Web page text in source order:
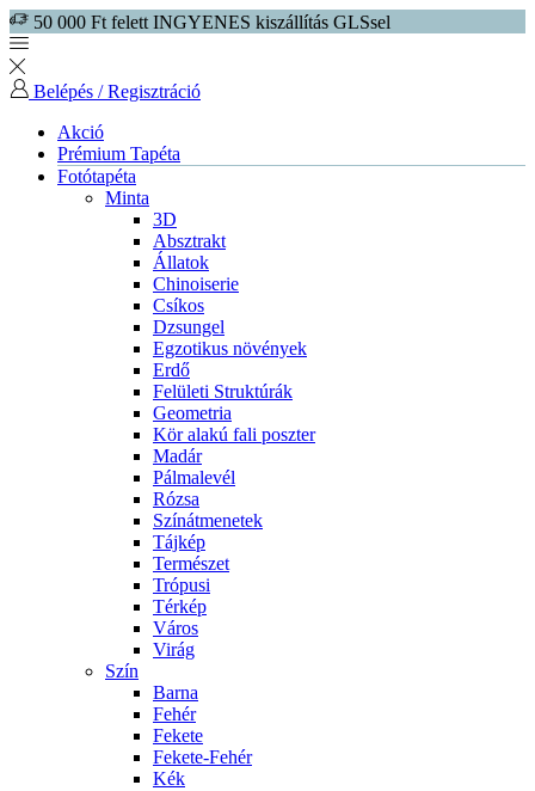
50 000 Ft felett INGYENES kiszállítás GLSsel
Belépés / Regisztráció
Akció
Prémium Tapéta
Fotótapéta
Minta
3D
Absztrakt
Állatok
Chinoiserie
Csíkos
Dzsungel
Egzotikus növények
Erdő
Felületi Struktúrák
Geometria
Kör alakú fali poszter
Madár
Pálmalevél
Rózsa
Színátmenetek
Tájkép
Természet
Trópusi
Térkép
Város
Virág
Szín
Barna
Fehér
Fekete
Fekete-Fehér
Kék